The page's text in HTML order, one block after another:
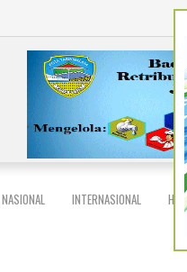
NASIONAL INTERNASIONAL